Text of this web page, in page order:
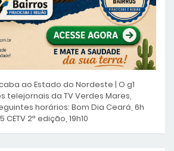
ao Estado do Nordeste | O g1
telejornais da TV Verdes Mares,
horários: Bom Dia Ceará, 6h
CETV 2ª edição, 19h10